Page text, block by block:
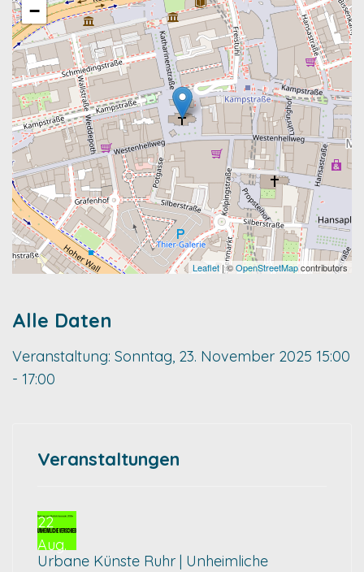
−
Leaflet| ©OpenStreetMapcontributors
Alle Daten
Veranstaltung: Sonntag, 23. November 2025 15:00
- 17:00
Veranstaltungen
22
Aug.
Urbane Künste Ruhr | Unheimliche